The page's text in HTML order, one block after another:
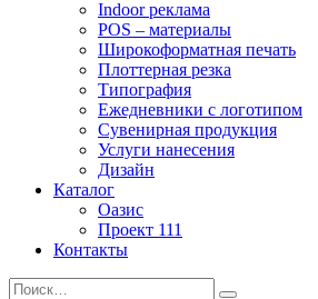
Indoor реклама
POS – материалы
Широкоформатная печать
Плоттерная резка
Типография
Ежедневники с логотипом
Сувенирная продукция
Услуги нанесения
Дизайн
Каталог
Оазис
Проект 111
Контакты